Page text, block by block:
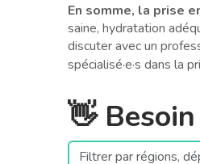
En somme, la prise
saine, hydratation
discuter avec un
spécialisé·e·s dans la
👋